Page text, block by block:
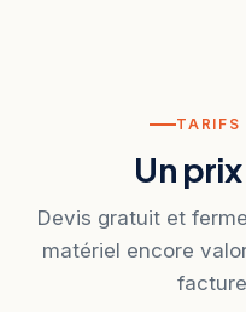
TARIFS
Un
Devis gratuit et
matériel encore